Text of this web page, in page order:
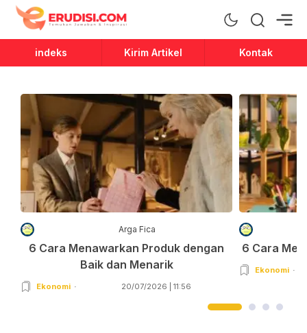
Erudisi
Temukan Jawaban dan Inspirasi
indeks Kirim Artikel Kontak
Arga Fica
6 Cara Menawarkan Produk dengan
Baik dan Menarik
Ekonomi 20/07/2026 | 11:56
6 Cara
Ekonomi